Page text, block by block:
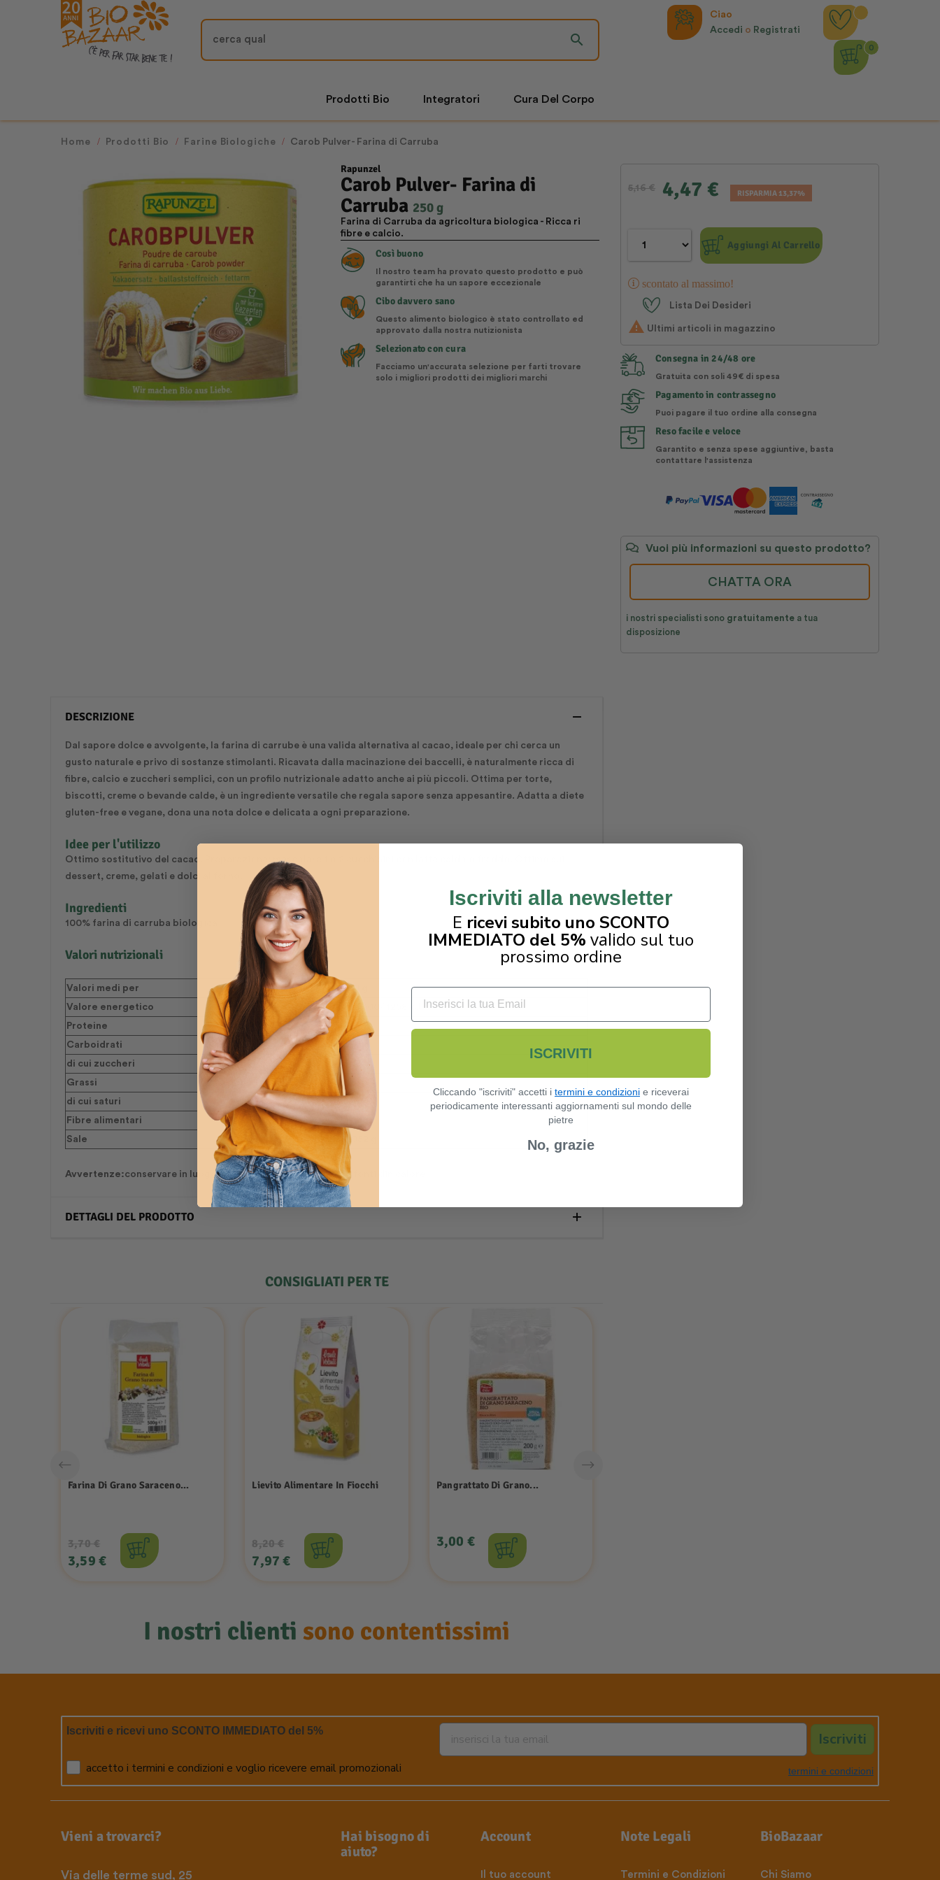
search
Ciao
Accedi o Registrati
0
Prodotti Bio Integratori Cura Del Corpo
Home Prodotti Bio Farine Biologiche Carob Pulver- Farina di Carruba
Rapunzel
Carob Pulver- Farina di
Carruba 250 g
Farina di Carruba da agricoltura biologica - Ricca ri
fibre e calcio.
Così buono
Il nostro team ha provato questo prodotto e può
garantirti che ha un sapore eccezionale
Cibo davvero sano
Questo alimento biologico è stato controllato ed
approvato dalla nostra nutizionista
Selezionato con cura
Facciamo un'accurata selezione per farti trovare
solo i migliori prodotti dei migliori marchi
5,16 € 4,47 € RISPARMIA 13,37%
Aggiungi Al Carrello
scontato al massimo!
Lista Dei Desideri
 Ultimi articoli in magazzino
Consegna in 24/48 ore
Gratuita con soli 49€ di spesa
Pagamento in contrassegno
Puoi pagare il tuo ordine alla consegna
Reso facile e veloce
Garantito e senza spese aggiuntive, basta
contattare l'assistenza
Vuoi più informazioni su questo prodotto?
CHATTA ORA
i nostri specialisti sono gratuitamentea tua
disposizione
DESCRIZIONE
Dal sapore dolce e avvolgente, la farina di carrube è una valida alternativa al cacao, ideale per chi cerca un
gusto naturale e privo di sostanze stimolanti. Ricavata dalla macinazione dei baccelli, è naturalmente ricca di
fibre, calcio e zuccheri semplici, con un profilo nutrizionale adatto anche ai più piccoli. Ottima per torte,
biscotti, creme o bevande calde, è un ingrediente versatile che regala sapore senza appesantire. Adatta a diete
gluten-free e vegane, dona una nota dolce e delicata a ogni preparazione.
Idee per l'utilizzo
Ottimo sostitutivo del cacao. Preparazione: mescolare 1 o 2 cucchiaini con latte caldo o freddo. Ottimo sui
dessert, creme, gelati e dolci al forno.
Ingredienti
100% farina di carruba biologica
Valori nutrizionali
Valori medi per
100 g
Valore energetico
kca 300/ 1258 kJ
Proteine
5 g
Carboidrati
51,6 g
di cui zuccheri
31,7 g
Grassi
0,5 g
di cui saturi
0,1 g
Fibre alimentari
37 g
Sale
0,052 g
Avvertenze:conservare in luogo fresco e asciutto lontano da fonti din calore
DETTAGLI DEL PRODOTTO
CONSIGLIATI PER TE
Farina Di Grano Saraceno...
Prezzo
base
3,70 €
Prezzo
3,59 €
Lievito Alimentare In Fiocchi
Prezzo
base
8,20 €
Prezzo
7,97 €
Pangrattato Di Grano...
Prezzo
3,00 €
I nostri clienti sono contentissimi
Iscriviti e ricevi uno SCONTO IMMEDIATO del 5% Iscriviti
accetto i termini e condizioni e voglio ricevere email promozionali termini e condizioni
Vieni a trovarci?
Via delle terme sud, 25
Hai bisogno di
aiuto?
Account
Il tuo account
Note Legali
Termini e Condizioni
BioBazaar
Chi Siamo
Iscriviti alla newsletter
E ricevi subito uno SCONTO
IMMEDIATO del 5% valido sul tuo
prossimo ordine
ISCRIVITI
Cliccando "iscriviti" accetti i termini e condizioni e riceverai
periodicamente interessanti aggiornamenti sul mondo delle
pietre
No, grazie